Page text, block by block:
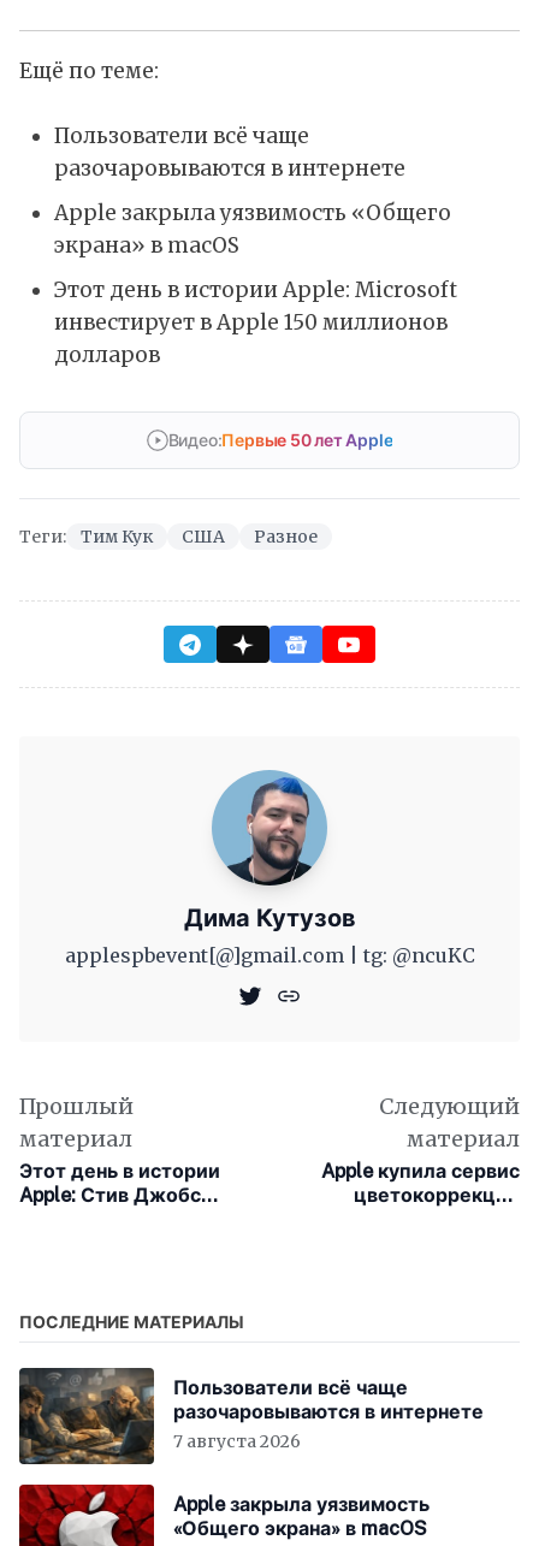
Ещё по теме:
Пользователи всё чаще
разочаровываются в интернете
Apple закрыла уязвимость «Общего
экрана» в macOS
Этот день в истории Apple: Microsoft
инвестирует в Apple 150 миллионов
долларов
Видео:Первые 50 лет Apple
Теги: Тим Кук США Разное
Дима Кутузов
applespbevent[@]gmail.com | tg: @ncuKC
Прошлый
материал
Этот день в истории
Apple: Стив Джобс
Следующий
материал
Apple купила сервис
цветокоррекции
ПОСЛЕДНИЕ МАТЕРИАЛЫ
Пользователи всё чаще
разочаровываются в интернете
7 августа 2026
Apple закрыла уязвимость
«Общего экрана» в macOS